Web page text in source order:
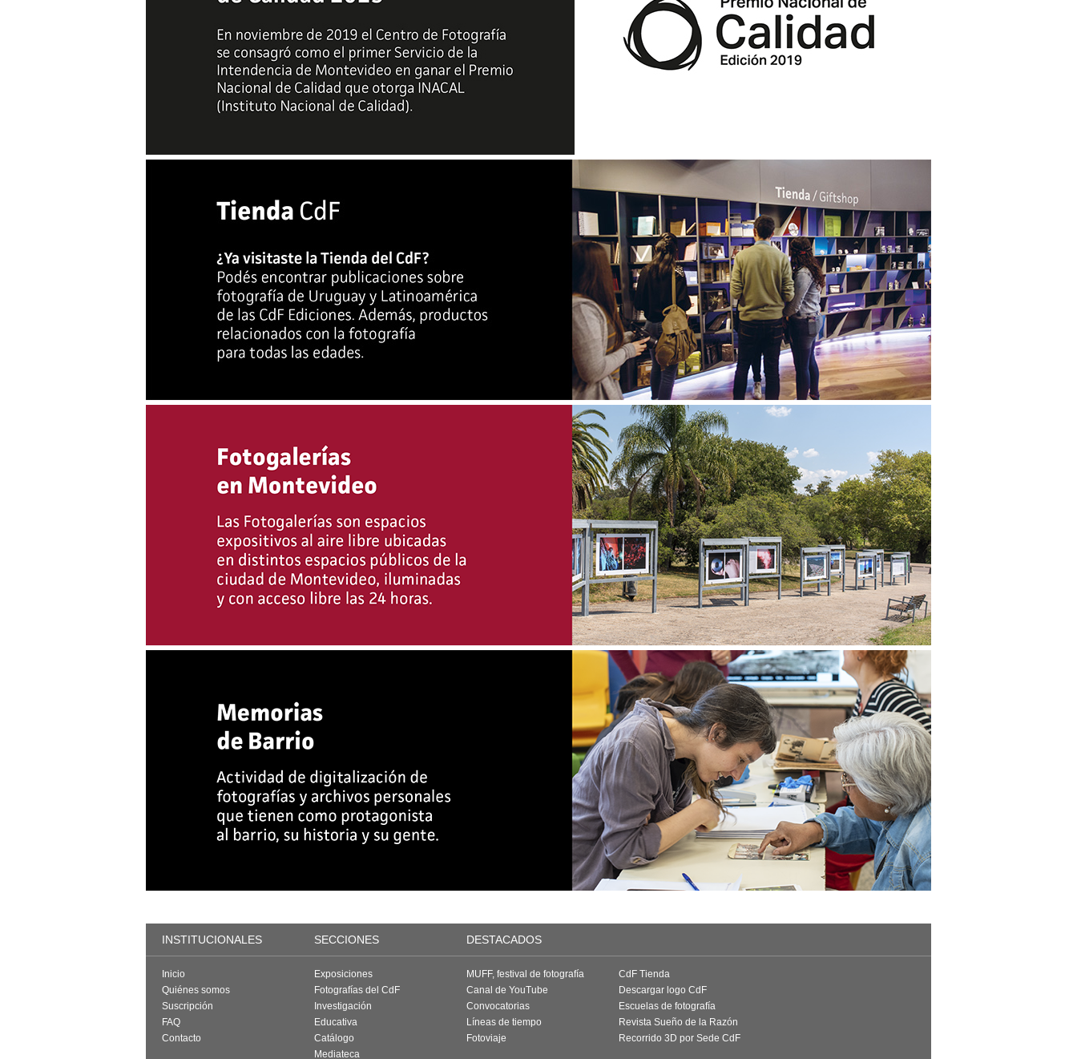
INSTITUCIONALES SECCIONES DESTACADOS
Inicio
Quiénes somos
Suscripción
FAQ
Contacto
Exposiciones
Fotografías del CdF
Investigación
Educativa
Catálogo
Mediateca
MUFF, festival de fotografía
Canal de YouTube
Convocatorias
Líneas de tiempo
Fotoviaje
CdF Tienda
Descargar logo CdF
Escuelas de fotografía
Revista Sueño de la Razón
Recorrido 3D por Sede CdF